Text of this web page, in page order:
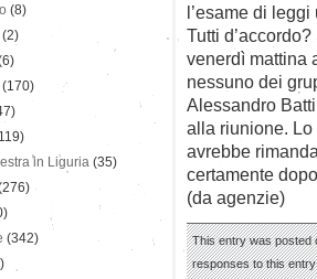
l’esame di leggi
Tutti
venerdì mattina
nessuno dei
Alessandro
alla riunione.
avrebbe
certamente
(da agenzie)
This entry was posted
responses to this
(8)
(2)
(170)
in Liguria (35)
(342)